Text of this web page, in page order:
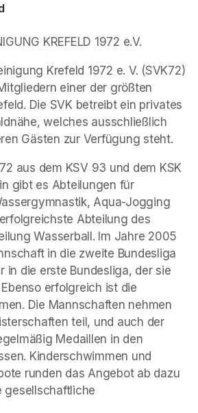
KREFELD 1972 e.V.
Krefeld 1972 e. V. (SVK72)
einer der größten
Die SVK betreibt ein privates
welches ausschließlich
Gästen zur Verfügung steht.
aus dem KSV 93 und dem KSK
gibt es Abteilungen für
Aqua-Jogging
Abteilung des
Wasserball. Im Jahre 2005
in die zweite Bundesliga
in die erste Bundesliga, der sie
erfolgreich ist die
Die Mannschaften nehmen
teil, und auch der
Medaillen in den
Kinderschwimmen und
runden das Angebot ab dazu
gesellschaftliche